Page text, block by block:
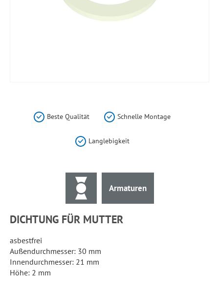
Beste Qualität Schnelle Montage
Langlebigkeit
Armaturen
DICHTUNG FÜR MUTTER
asbestfrei
Außendurchmesser: 30 mm
Innendurchmesser: 21 mm
Höhe: 2 mm